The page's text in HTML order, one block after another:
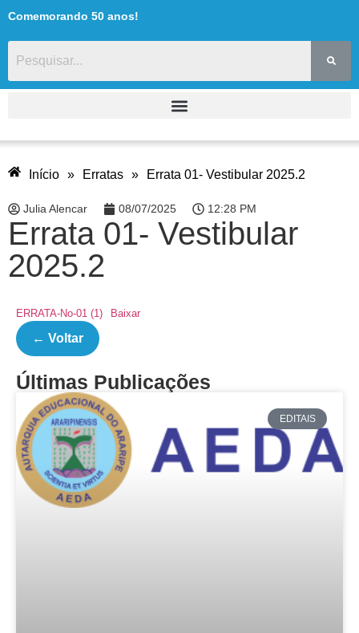
Comemorando 50 anos!
Início » Erratas » Errata 01- Vestibular 2025.2
Julia Alencar 08/07/2025 12:28 PM
Errata 01- Vestibular
2025.2
ERRATA-No-01 (1) Baixar
← Voltar
Últimas Publicações
EDITAIS